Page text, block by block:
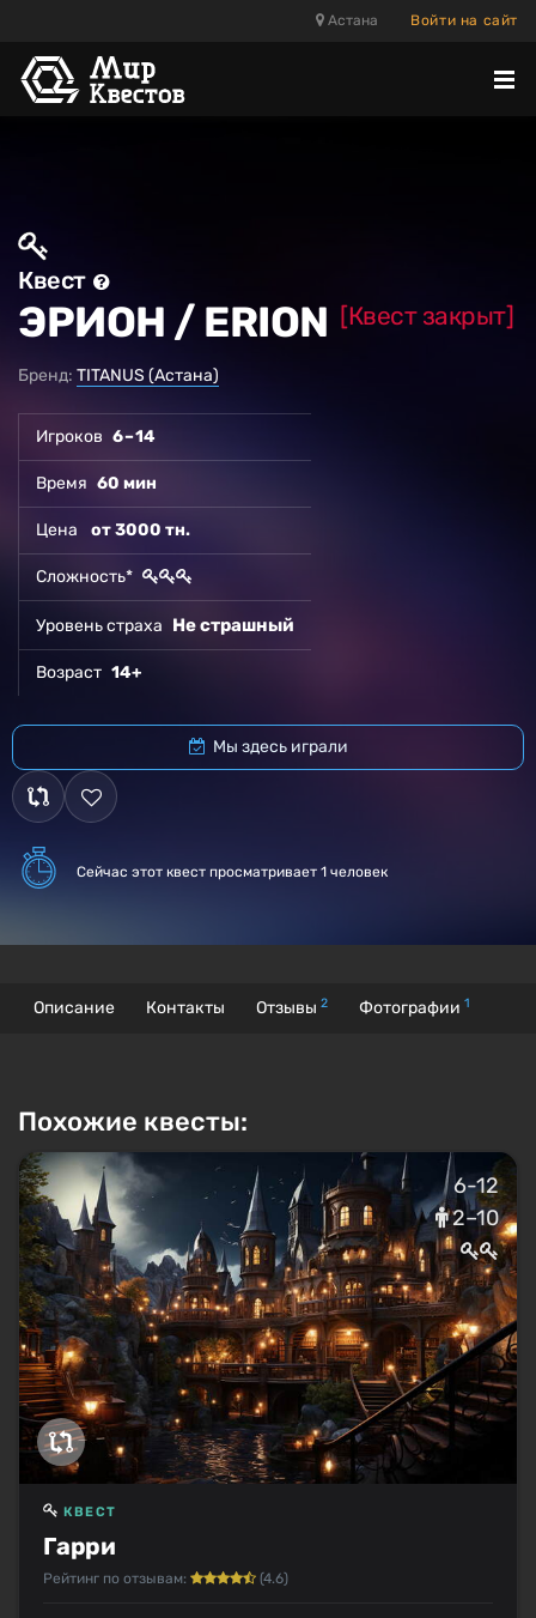
Астана Войти на сайт
Квест
ЭРИОН / ERION [Квест закрыт]
Бренд: TITANUS (Астана)
Игроков 6 – 14
Время 60 мин
Цена от 3000 тн.
Сложность*
Уровень страха Не страшный
Возраст 14+
Мы здесь играли
Сейчас этот квест просматривает 1 человек
Описание Контакты Отзывы 2 Фотографии 1
Похожие квесты:
6-12
2–10
Гарри
КВЕСТ
Рейтинг по отзывам: (4.6)